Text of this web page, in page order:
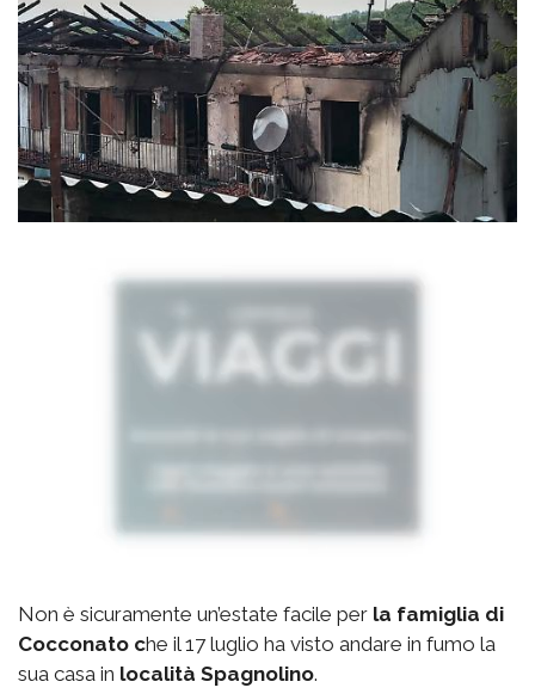
Non è sicuramente un’estate facile per la famiglia di
Cocconato che il 17 luglio ha visto andare in fumo la
sua casa in località Spagnolino.